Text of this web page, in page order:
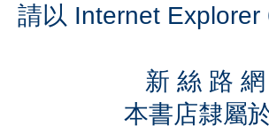
請以 Internet
新 絲 路
本書店隸屬